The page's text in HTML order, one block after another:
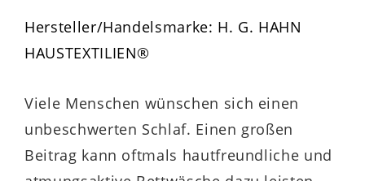
Hersteller/Handelsmarke: H. G. HAHN
HAUSTEXTILIEN®
Viele Menschen wünschen sich einen
unbeschwerten Schlaf. Einen großen
Beitrag kann oftmals hautfreundliche und